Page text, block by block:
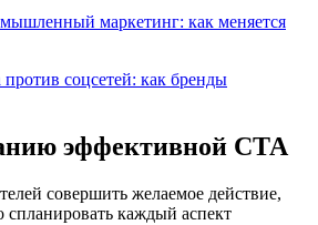
маркетинг: как меняется
соцсетей: как бренды
эффективной СТА
совершить желаемое действие,
спланировать каждый аспект